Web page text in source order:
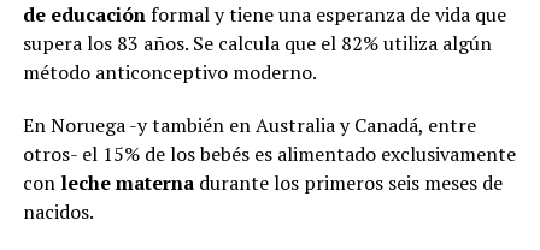
de educaciónformal y tiene una esperanza de vida que
supera los 83 años. Se calcula que el 82% utiliza algún
método anticonceptivo moderno.
En Noruega -y también en Australia y Canadá, entre
otros- el 15% de los bebés es alimentado exclusivamente
conleche maternadurante los primeros seis meses de
nacidos.